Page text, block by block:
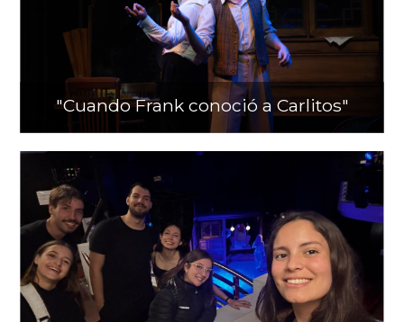
"Cuando Frank conoció a Carlitos"